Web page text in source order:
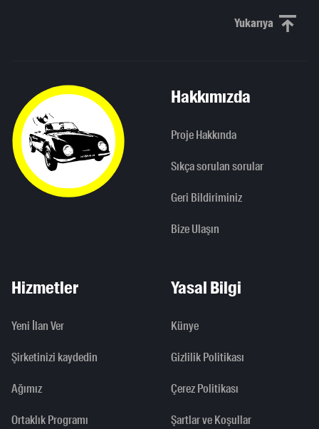
YukarıyaYukarı
Hakkımızda
Proje Hakkında
Sıkça sorulan sorular
Geri Bildiriminiz
Bize Ulaşın
Hizmetler
Yeni İlan Ver
Şirketinizi kaydedin
Ağımız
Ortaklık Programı
Yasal Bilgi
Künye
Gizlilik Politikası
Çerez Politikası
Şartlar ve Koşullar